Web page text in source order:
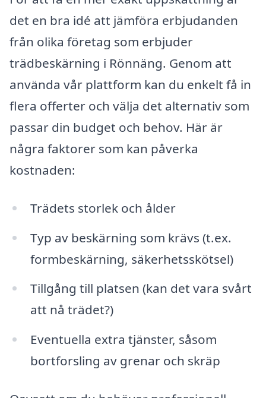
det en bra idé att jämföra erbjudanden
från olika företag som erbjuder
trädbeskärning i Rönnäng. Genom att
använda vår plattform kan du enkelt få in
flera offerter och välja det alternativ som
passar din budget och behov. Här är
några faktorer som kan påverka
kostnaden:
Trädets storlek och ålder
Typ av beskärning som krävs (t.ex.
formbeskärning, säkerhetsskötsel)
Tillgång till platsen (kan det vara svårt
att nå trädet?)
Eventuella extra tjänster, såsom
bortforsling av grenar och skräp